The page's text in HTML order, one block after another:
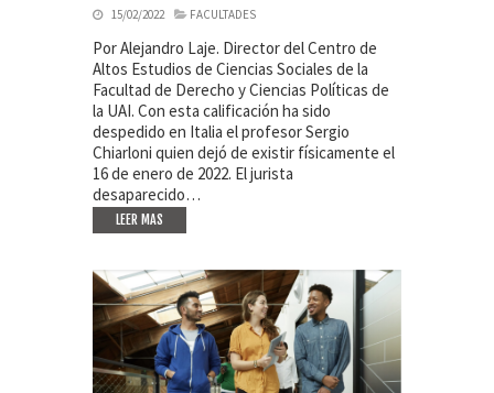
15/02/2022 FACULTADES
Por Alejandro Laje. Director del Centro de
Altos Estudios de Ciencias Sociales de la
Facultad de Derecho y Ciencias Políticas de
la UAI. Con esta calificación ha sido
despedido en Italia el profesor Sergio
Chiarloni quien dejó de existir físicamente el
16 de enero de 2022. El jurista
desaparecido…
LEER MAS